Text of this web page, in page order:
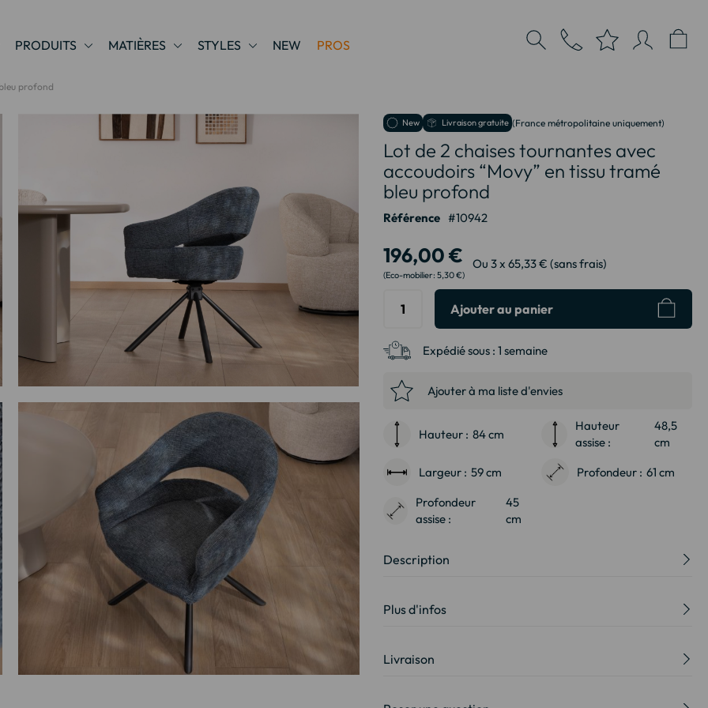
PRODUITS MATIÈRES STYLES NEW PROS
profond
New Livraison gratuite (France métropolitaine uniquement)
Lot de 2 chaises tournantes avec
accoudoirs “Movy” en tissu tramé
bleu profond
Référence 10942
196,00 €
5,30 €
Ou 3 x 65,33 € (sans frais)
Ajouter au panier
Expédié sous : 1 semaine
Ajouter à ma liste d'envies
Hauteur : 84 cm
Hauteur
assise :
48,5
cm
Largeur : 59 cm Profondeur : 61 cm
Profondeur
assise :
45
cm
Description
Plus d'infos
Livraison